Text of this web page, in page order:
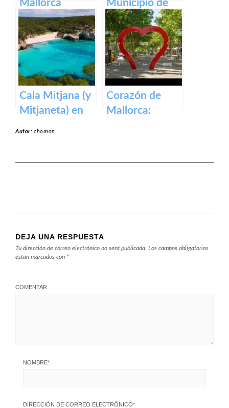
Mallorca
Municipio de
Capdepera en
Baleares
Cala Mitjana (y
Mitjaneta) en
Corazón de
Mallorca:
Autor:chomon
DEJA UNA RESPUESTA
Tu dirección de correo electrónico no será publicada. Los campos obligatorios
están marcados con *
COMENTAR
NOMBRE*
DIRECCIÓN DE CORREO ELECTRÓNICO*